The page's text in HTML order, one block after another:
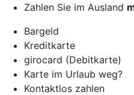
Zahlen Sie im Ausland
Bargeld
Kreditkarte
girocard (Debitkarte)
Karte im Urlaub weg?
Kontaktlos zahlen